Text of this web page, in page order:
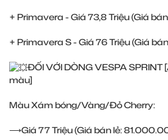
+ Primavera - Giá 73,8 Triệu (Giá
+ Primavera S - Giá 76 Triệu (Giá
ĐỐI VỚI DÒNG VESPA
màu]
Màu Xám bóng/Vàng/Đỏ Cherry:
⟶Giá 77 Triệu (Giá bán lẻ: